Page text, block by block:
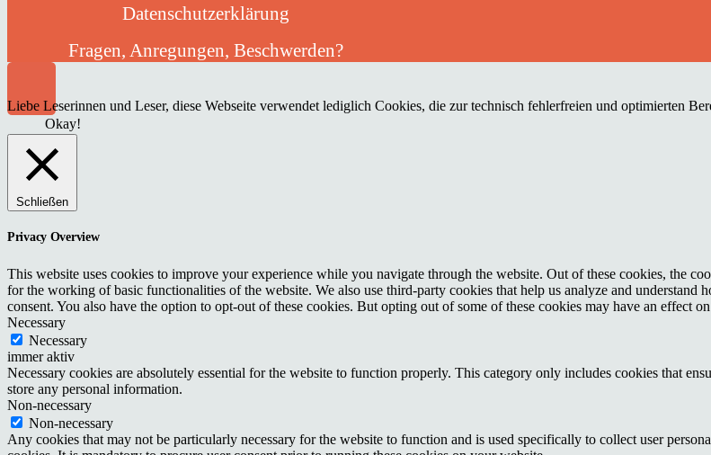
Datenschutzerklärung
Fragen, Anregungen, Beschwerden?
Liebe Leserinnen und Leser, diese Webseite verwendet lediglich Cookies, die zur technisch fehlerfreien und optimierten
Okay!
Schließen
Privacy Overview
This website uses cookies to improve your experience while you navigate through the website. Out of these cookies, the
for the working of basic functionalities of the website. We also use third-party cookies that help us analyze and
consent. You also have the option to opt-out of these cookies. But opting out of some of these cookies may have an effect
Necessary
Necessary
immer aktiv
Necessary cookies are absolutely essential for the website to function properly. This category only includes cookies that
store any personal information.
Non-necessary
Non-necessary
Any cookies that may not be particularly necessary for the website to function and is used specifically to collect user